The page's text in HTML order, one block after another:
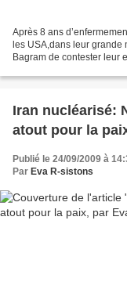
Après 8 ans
les USA,dans leur grande
Bagram de contester leur
Iran nucléarisé:
atout pour la
Publié le 24/09/2009 à
Par Eva R-sistons